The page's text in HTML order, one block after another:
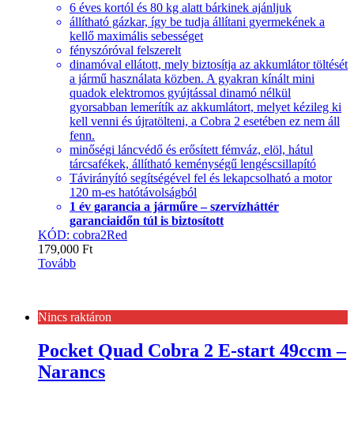
6 éves kortól és 80 kg alatt bárkinek ajánljuk
állítható gázkar, így be tudja állítani gyermekének a
kellő maximális sebességet
fényszóróval felszerelt
dinamóval ellátott, mely biztosítja az akkumlátor töltését
a jármű használata közben. A gyakran kínált mini
quadok elektromos gyújtással dinamó nélkül
gyorsabban lemerítík az akkumlátort, melyet kézileg ki
kell venni és újratölteni, a Cobra 2 esetében ez nem áll
fenn.
minőségi láncvédő és erősített fémváz, elöl, hátul
tárcsafékek, állítható keménységű lengéscsillapító
Távirányító segítségével fel és lekapcsolható a motor
120 m-es hatótávolságból
1 év garancia a járműre – szervízháttér
garanciaidőn túl is biztosított
KÓD: cobra2Red
179,000 Ft
Tovább
Nincs raktáron
Pocket Quad Cobra 2 E-start 49ccm –
Narancs